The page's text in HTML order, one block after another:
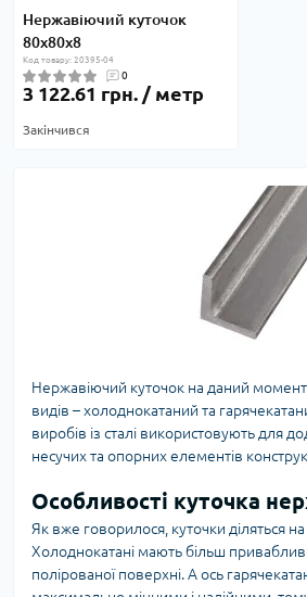
Нержавіючий куточок
80х80х8
Код товару: 20395-04
0
3 122.61 грн. / метр
Закінчився
Нержавіючий куточок на даний
видів – холоднокатаний та
виробів із сталі використовують для
несучих та опорних елементів
Особливості куточка
Як вже говорилося, куточки діляться
Холоднокатані мають більш
полірованої поверхні. А ось